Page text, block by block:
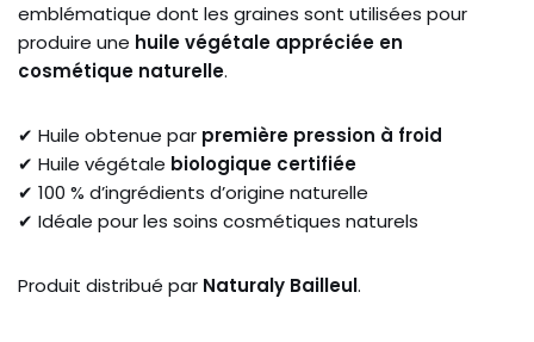
emblématique dont les graines sont utilisées pour
produire une huile végétale appréciée en
cosmétique naturelle.
✔ Huile obtenue par première pression à froid
✔ Huile végétale biologique certifiée
✔ 100 % d’ingrédients d’origine naturelle
✔ Idéale pour les soins cosmétiques naturels
Produit distribué par Naturaly Bailleul.